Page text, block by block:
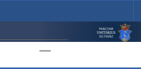
Unitárius